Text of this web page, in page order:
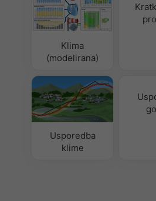
Klima
(modelirana)
Usporedba
klime